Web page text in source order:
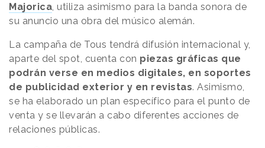
Majorica, utiliza asimismo para la banda sonora de
su anuncio una obra del músico alemán.
La campaña de Tous tendrá difusión internacional y,
aparte del spot, cuenta con piezas gráficas que
podrán verse en medios digitales, en soportes
de publicidad exterior y en revistas. Asimismo,
se ha elaborado un plan específico para el punto de
venta y se llevarán a cabo diferentes acciones de
relaciones públicas.